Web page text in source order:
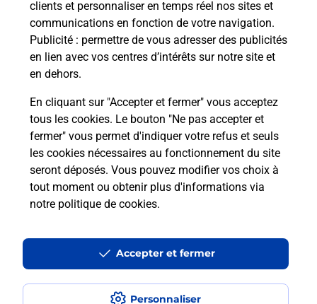
clients et personnaliser en temps réel nos sites et
communications en fonction de votre navigation.
Publicité : permettre de vous adresser des publicités
en lien avec vos centres d’intérêts sur notre site et
en dehors.
En cliquant sur "Accepter et fermer" vous acceptez
tous les cookies. Le bouton "Ne pas accepter et
fermer" vous permet d'indiquer votre refus et seuls
les cookies nécessaires au fonctionnement du site
seront déposés. Vous pouvez modifier vos choix à
tout moment ou obtenir plus d'informations via
notre politique de cookies.
Personnaliser
Accepter et fermer
Questions fréquemment posées
Quel réseau utilise La Poste Mobile ?
Est-ce que je peux garder mon
numéro de mobile gratuitement ?
Est-ce que je peux bénéficier de la 5G
avec La Poste Mobile ?
à l’étranger avec La Poste Mobile ?
Est-ce que je peux payer mon
smartphone Samsung en plusieurs